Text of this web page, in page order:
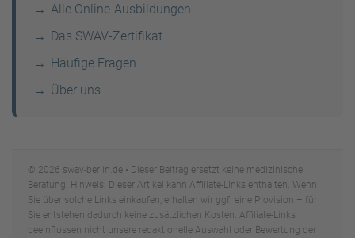
Alle Online-Ausbildungen
Das SWAV-Zertifikat
Häufige Fragen
Über uns
© 2026 swav-berlin.de • Dieser Beitrag ersetzt keine medizinische
Beratung. Hinweis: Dieser Artikel kann Affiliate-Links enthalten. Wenn
Sie über solche Links einkaufen, erhalten wir ggf. eine Provision – für
Sie entstehen dadurch keine zusätzlichen Kosten. Affiliate-Links
beeinflussen nicht unsere redaktionelle Auswahl oder Bewertung der